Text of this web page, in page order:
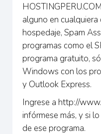
alguno en
hospedaje, Spam
programas como el
programa gratuito,
Windows con los
y Outlook Express.
Ingrese a http://
infórmese más, y si
de ese programa.